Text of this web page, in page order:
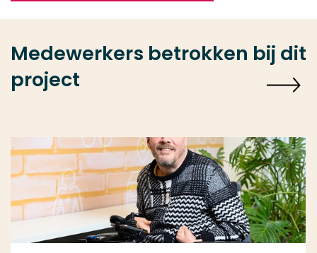
Medewerkers betrokken bij dit
project